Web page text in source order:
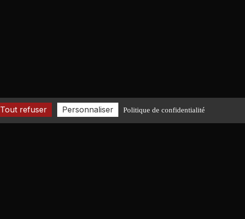
Tout refuser Personnaliser Politique de confidentialité